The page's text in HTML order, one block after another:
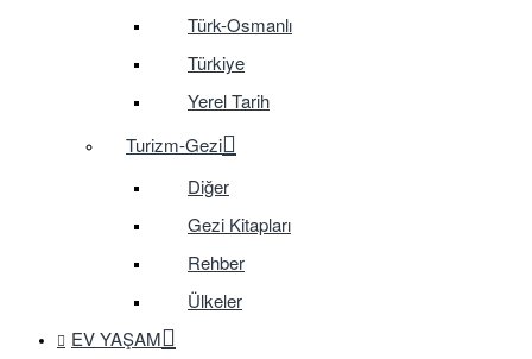
Türk-Osmanlı
Türkiye
Yerel Tarih
Turizm-Gezi
Diğer
Gezi Kitapları
Rehber
Ülkeler
EV YAŞAM